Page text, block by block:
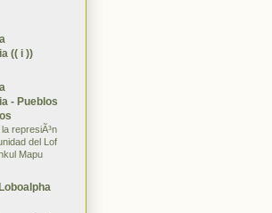
(( i ))
- Pueblos
represiÃ³n
del Lof
Mapu